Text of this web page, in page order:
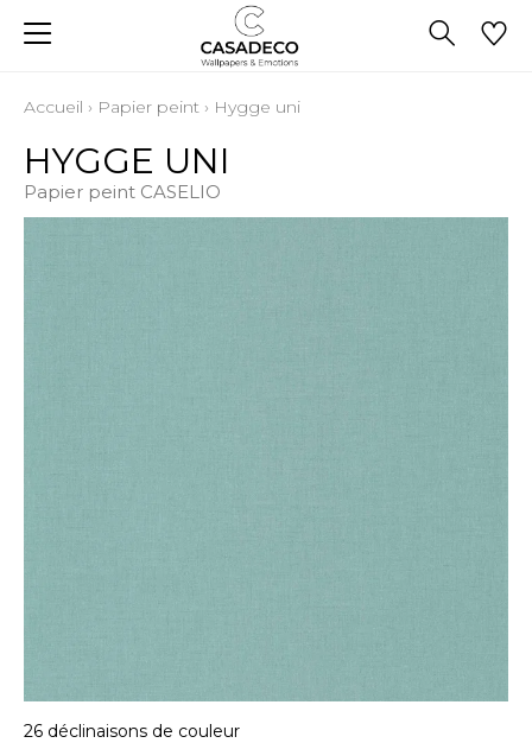
Accueil › Papier peint › Hygge uni
HYGGE UNI
Papier peint CASELIO
26 déclinaisons de couleur